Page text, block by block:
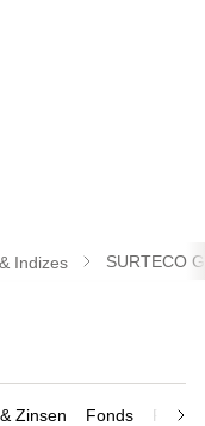
Indizes SURTECO
Zinsen Fonds